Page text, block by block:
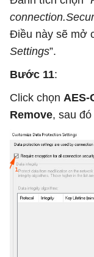
Điều này sẽ mở
Settings”.
Bước 11:
Click chọn AES-
Remove, sau